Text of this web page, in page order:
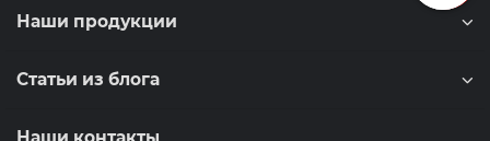
Наши продукции
Статьи из блога